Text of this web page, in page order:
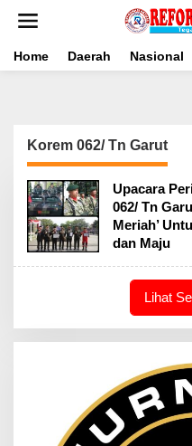
Home Daerah Nasional
Korem 062/ Tn Garut
Upacara
062/ Tn
Meriah’
dan Maju
Lihat